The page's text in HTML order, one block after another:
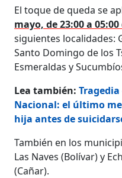
El toque de queda se
mayo, de 23:00 a
siguientes localidades:
Santo Domingo de los
Esmeraldas y
Lea también:
Nacional: el último
hija antes de
También en los
Las Naves (Bolívar) y
(Cañar).